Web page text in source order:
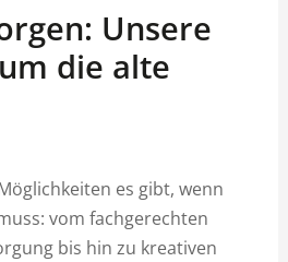
Unsere
die alte
es gibt, wenn
vom fachgerechten
bis hin zu kreativen